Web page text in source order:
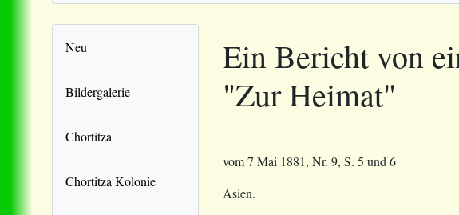
Neu
Bildergalerie
Chortitza
Chortitza Kolonie
Ein Bericht von
"Zur Heimat"
vom 7 Mai 1881, Nr. 9, S. 5 und 6
Asien.